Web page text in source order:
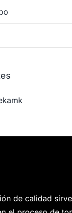
de calidad